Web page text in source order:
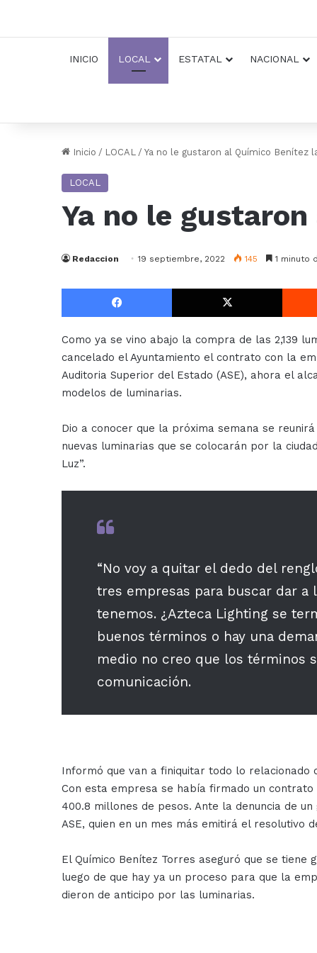
INICIO LOCAL ESTATAL NACIONAL
Inicio / LOCAL / Ya no le gustaron al Químico Benítez
LOCAL
Ya no le
Redaccion 19 septiembre, 2022 145 1 minuto
Facebook X
Como ya se vino abajo la compra de las 2,139
cancelado el Ayuntamiento el contrato con la
Auditoria Superior del Estado (ASE), ahora el
modelos de luminarias.
Dio a conocer que la próxima semana se
nuevas luminarias que se colocarán por la
Luz”.
“No voy a quitar el dedo del
tres empresas para buscar dar
tenemos. ¿Azteca Lighting se
buenos términos o hay una
medio no creo que los términos
comunicación.
Informó que van a finiquitar todo lo relacionado
Con esta empresa se había firmado un
400.8 millones de pesos. Ante la denuncia de
ASE, quien en un mes más emitirá el resolutivo
El Químico Benítez Torres aseguró que se tiene
luego de que hay ya un proceso para que la
dieron de anticipo por las luminarias.